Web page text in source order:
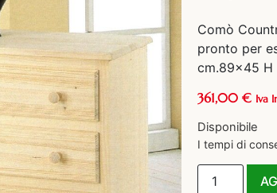
Comò
pronto per
cm.89×45 H
361,00€ Iva
Disponibile
I tempi di